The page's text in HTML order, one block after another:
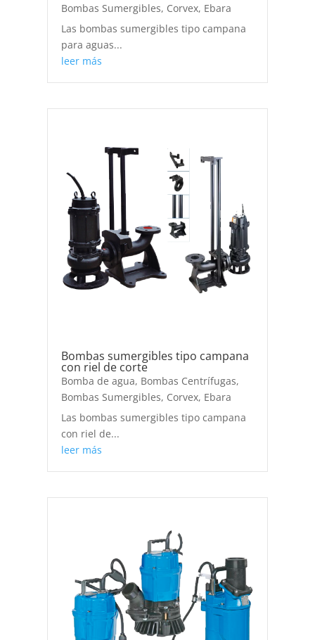
Bombas Sumergibles, Corvex, Ebara
Las bombas sumergibles tipo campana
para aguas...
leer más
Bombas sumergibles tipo campana
con riel de corte
Bomba de agua, Bombas Centrífugas,
Bombas Sumergibles, Corvex, Ebara
Las bombas sumergibles tipo campana
con riel de...
leer más